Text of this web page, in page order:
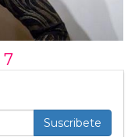
7
Suscribete